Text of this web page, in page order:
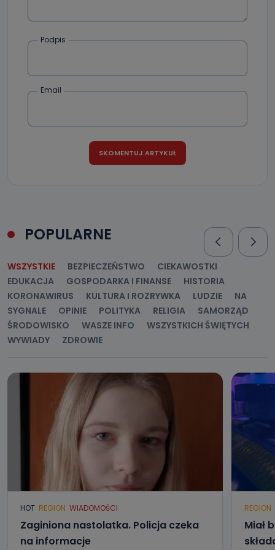
Podpis
Email
POPULARNE
WSZYSTKIE BEZPIECZEŃSTWO
CIEKAWOSTKI
EDUKACJA
GOSPODARKA I FINANSE
HISTORIA
KORONAWIRUS
KULTURA I ROZRYWKA LUDZIE
NA
SYGNALE
OPINIE POLITYKA RELIGIA
SAMORZĄD
ŚRODOWISKO
WASZE INFO
WSZYSTKICH ŚWIĘTYCH
WYWIADY
ZDROWIE
HOT REGION WIADOMOŚCI
Zaginiona nastolatka. Policja czeka
na informacje
REGION
Miał